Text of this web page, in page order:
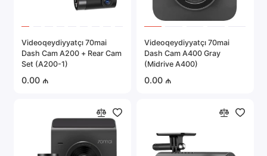
Videoqeydiyyatçı 70mai
Dash Cam A200 + Rear Cam
Set (A200-1)
0.00 ₼
Videoqeydiyyatçı 70mai
Dash Cam A400 Gray
(Midrive A400)
0.00 ₼